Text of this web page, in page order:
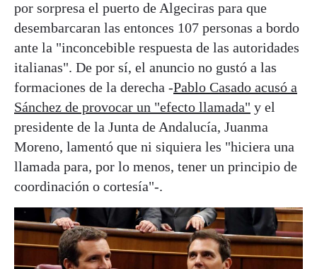
por sorpresa el puerto de Algeciras para que
desembarcaran las entonces 107 personas a bordo
ante la "inconcebible respuesta de las autoridades
italianas". De por sí, el anuncio no gustó a las
formaciones de la derecha -Pablo Casado acusó a
Sánchez de provocar un "efecto llamada" y el
presidente de la Junta de Andalucía, Juanma
Moreno, lamentó que ni siquiera les "hiciera una
llamada para, por lo menos, tener un principio de
coordinación o cortesía"-.